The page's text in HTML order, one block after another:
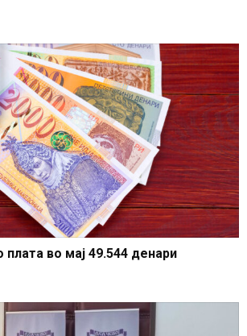
плата во мај 49.544 денари